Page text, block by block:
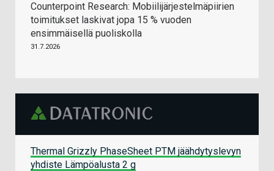
Counterpoint Research: Mobiilijärjestelmäpiirien
toimitukset laskivat jopa 15 % vuoden
ensimmäisellä puoliskolla
31.7.2026
Thermal Grizzly PhaseSheet PTM jäähdytyslevyn
yhdiste Lämpöalusta 2 g